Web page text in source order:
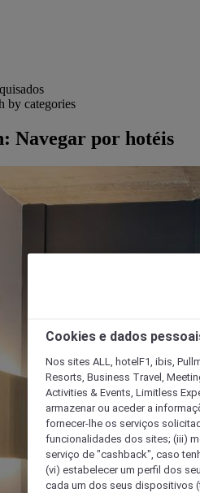
by categories
Navegar por hotéis
Cookies e dados
Nos sites ALL, hotelF1, ibis,
Resorts, Business Travel,
Activities & Events, Limitless
armazenar ou aceder a
fornecer-lhe os serviços
funcionalidades dos sites; (iii)
serviço de "cashback", caso
(vi) estabelecer um perfil dos
cada um dos seus dispositivos